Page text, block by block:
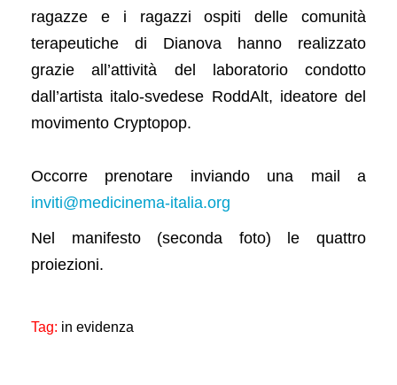
ragazze e i ragazzi ospiti delle comunità
terapeutiche di Dianova hanno realizzato
grazie all’attività del laboratorio condotto
dall’artista italo-svedese RoddAlt, ideatore del
movimento Cryptopop.
Occorre prenotare inviando una mail a
inviti@medicinema-italia.org
Nel manifesto (seconda foto) le quattro
proiezioni.
Tag: in evidenza